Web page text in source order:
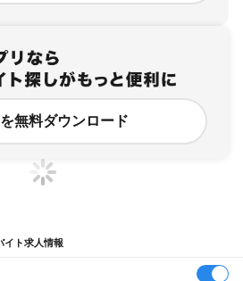
無料ダウンロード
イト求人情報